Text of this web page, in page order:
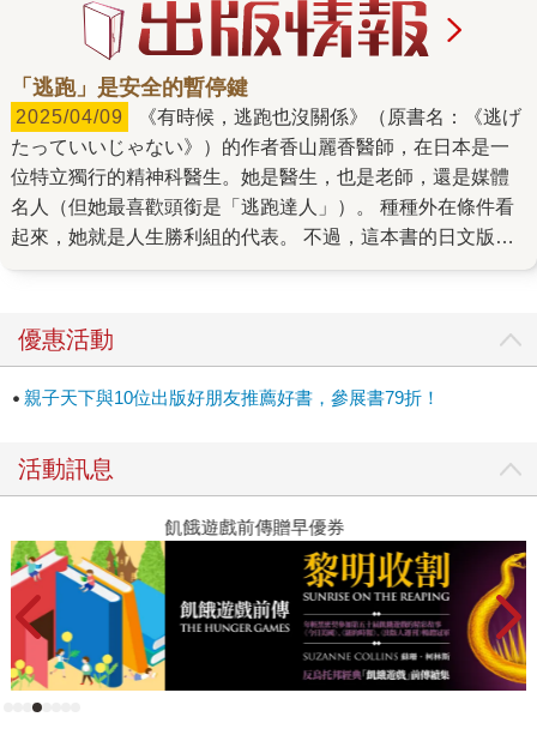
「逃跑」是安全的暫停鍵
2025/04/09
たっていいじゃない》）的作者香山麗香醫師，在日本是一
位特立獨行的精神科醫生。她是醫生，也是老師，還是媒體
名人（但她最喜歡頭銜是「逃跑達人」）。 種種外在條件看
起來，她就是人生勝利組的代表。 不過，這本書的日文版出
組也會有需要逃跑的時候。 一直在說逃跑，「逃跑」不是負
面名詞嗎？！到底這本書想講什麼？ 精神科醫生想告訴你
（大家）的是，「逃跑」這件事╱這個行為，其實是一種解
到： ●跟爸媽的相處可能讓人煩躁！ ●是自己照顧年老的父母
適應，被霸凌，受到騷擾，但是～～ ●老公怎樣都難溝通！ ●
爸媽老是拿我跟別人比較（內心超級受傷）！ 時代不停進
展，但，困擾人的處境，各式各樣的煩惱猶豫困惑，現在與
過去，還是驚人的相似，現在比起以往，往前踏出一步可能
容易一些，但對不少人來說，或許還是困難不已。 時代往
前，需要喘息的空間依舊（沒那麼多╱大），該怎麼辦？ 於
是香山醫生教大家逃跑。 多年前的日劇片名【逃避雖然可恥
優惠活動
親子天下與10位出版好朋友推薦好書，參展書79折！
活動訊息
飢餓遊戲前傳贈早優券
者